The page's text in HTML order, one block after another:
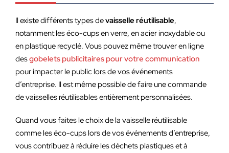
Il existe différents types devaisselle réutilisable,
notamment les éco-cups en verre, en acier inoxydable ou
en plastique recyclé. Vous pouvez même trouver en ligne
desgobelets publicitaires pour votre communication
pour impacter le public lors de vos événements
d’entreprise. Il est même possible de faire une commande
de vaisselles réutilisables entièrement personnalisées.
Quand vous faites le choix de la vaisselle réutilisable
comme les éco-cups lors de vos événements d’entreprise,
vous contribuez à réduire les déchets plastiques et à